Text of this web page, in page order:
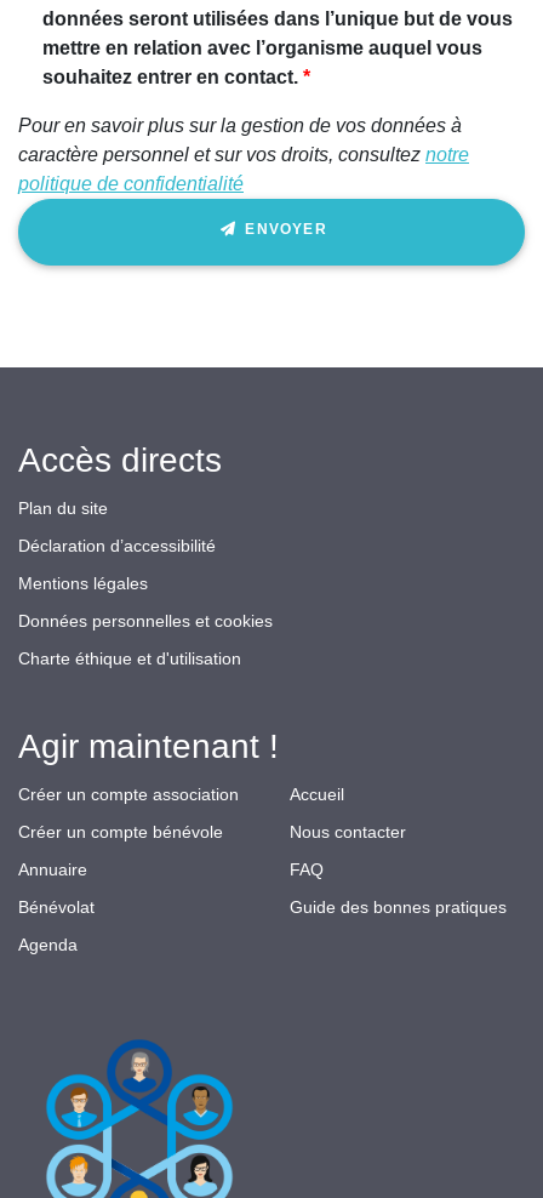
données seront utilisées dans l’unique but de vous
mettre en relation avec l’organisme auquel vous
souhaitez entrer en contact.
Pour en savoir plus sur la gestion de vos données à
caractère personnel et sur vos droits, consultez notre
politique de confidentialité
ENVOYER
Accès directs
Plan du site
Déclaration d’accessibilité
Mentions légales
Données personnelles et cookies
Charte éthique et d'utilisation
Agir maintenant !
Créer un compte association
Créer un compte bénévole
Annuaire
Bénévolat
Agenda
Accueil
Nous contacter
FAQ
Guide des bonnes pratiques